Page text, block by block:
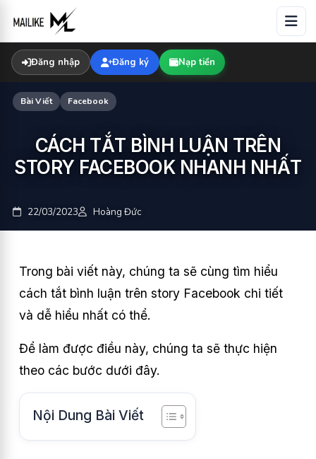
content
Đăng nhập Đăng ký Nạp tiền
Bài Viết Facebook
CÁCH TẮT BÌNH LUẬN TRÊN
STORY FACEBOOK NHANH NHẤT
22/03/2023 Hoàng Đức
Trong bài viết này, chúng ta sẽ cùng tìm hiểu
cách tắt bình luận trên story Facebook chi tiết
và dễ hiểu nhất có thể.
Để làm được điều này, chúng ta sẽ thực hiện
theo các bước dưới đây.
Nội Dung Bài Viết